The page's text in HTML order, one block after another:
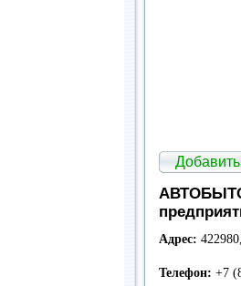
Адрес:
Телефон: +7